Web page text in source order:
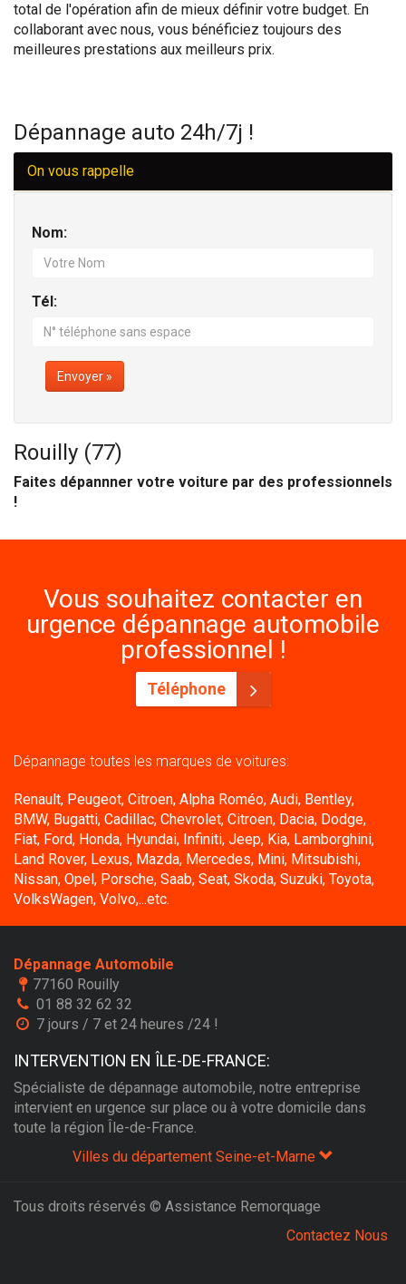
total de l'opération afin de mieux définir votre budget. En
collaborant avec nous, vous bénéficiez toujours des
meilleures prestations aux meilleurs prix.
Dépannage auto 24h/7j !
On vous rappelle
Nom:
Tél:
Envoyer »
Rouilly (77)
Faites dépannner votre voiture par des professionnels
!
Vous souhaitez contacter en
urgence dépannage automobile
professionnel !
Téléphone
Dépannage toutes les marques de voitures:
Renault, Peugeot, Citroen, Alpha Roméo, Audi, Bentley,
BMW, Bugatti, Cadillac, Chevrolet, Citroen, Dacia, Dodge,
Fiat, Ford, Honda, Hyundai, Infiniti, Jeep, Kia, Lamborghini,
Land Rover, Lexus, Mazda, Mercedes, Mini, Mitsubishi,
Nissan, Opel, Porsche, Saab, Seat, Skoda, Suzuki, Toyota,
VolksWagen, Volvo,...etc.
Dépannage Automobile
77160 Rouilly
01 88 32 62 32
7 jours / 7 et 24 heures /24 !
INTERVENTION EN ÎLE-DE-FRANCE:
Spécialiste de dépannage automobile, notre entreprise
intervient en urgence sur place ou à votre domicile dans
toute la région Île-de-France.
Villes du département Seine-et-Marne
Tous droits réservés © Assistance Remorquage
Contactez Nous